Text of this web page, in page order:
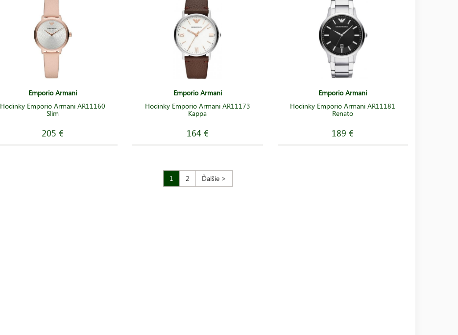
Emporio Armani
Hodinky Emporio Armani AR11160
Slim
205 €
Emporio Armani
Hodinky Emporio Armani AR11173
Kappa
164 €
Emporio Armani
Hodinky Emporio Armani AR11181
Renato
189 €
1 2 Ďalšie >